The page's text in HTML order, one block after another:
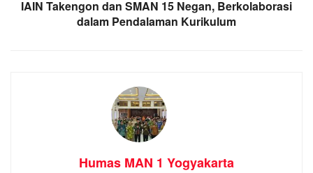
IAIN Takengon dan SMAN 15 Negan, Berkolaborasi
dalam Pendalaman Kurikulum
Humas MAN 1 Yogyakarta